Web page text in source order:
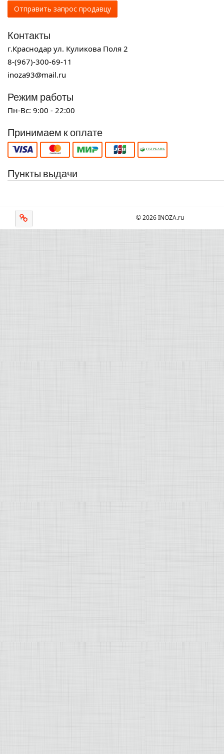
Отправить запрос продавцу
Контакты
г.Краснодар ул. Куликова Поля 2
8-(967)-300-69-11
inoza93@mail.ru
Режим работы
Пн-Вс: 9:00 - 22:00
Принимаем к оплате
Пункты выдачи
© 2026 INOZA.ru